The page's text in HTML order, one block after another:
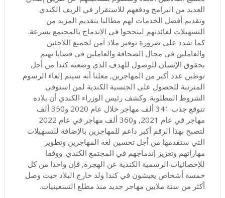
العديد من البرامج ودفعهم للاستقرار في الريف الكندي
وتقديم أفضل الخدمات لهم مطالبا بتقديم المزيد من
التسهيلات لفائدتهم لينجحوا في الاندماج بالمجتمع بسرعة.
كما شدد على ضرورة توفير ملاذ آمن لجميع اللاجئين
والعاملين في مجال الصحافة والعاملين في قضايا تهتم
بحقوق الإنسان للوصول للهدف الذي وضعته كندا من أجل
توطين عدد أكبر من المهاجرين, معلنا أنه سيتم إلغاء الرسوم
المترتبة للحصول على الجنسية الكندية لمن استوفى
الشروط المطلوبة. وكشف رئيس الوزراء الكندي أن بلاده
تتوقع جذب 341 ألف مهاجر خلال عام 2020 و350 ألف
مهاجر في عام 2021, و360 ألف مهاجر في عام 2022
لتصبح بهذا الرقم أكبر داعم للمهاجرين بالإضافة للتسهيلات
التي ستقدمها من أجل تحسين لغة المهاجرين وتطوير
مهاراتهم وتعزيز إندماجهم في المجتمع الكندي. ووفقا
للإحصائيات الرسمية الكندية عن الهجرة, فإن واحدا من كل
خمسة أشخاص يعيشون في كندا ولد خارج البلاد حيث وصل
أكثر من ستة ملايين مهاجر جديد منذ مطلع التسعينيات.